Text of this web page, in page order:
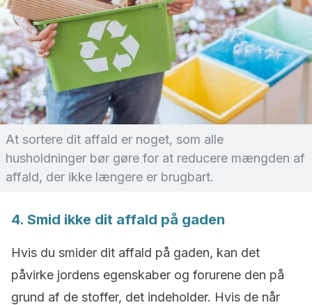
At sortere dit affald er noget, som alle
husholdninger bør gøre for at reducere mængden af
affald, der ikke længere er brugbart.
4. Smid ikke dit affald på gaden
Hvis du smider dit affald på gaden, kan det
påvirke jordens egenskaber og forurene den på
grund af de stoffer, det indeholder. Hvis de når